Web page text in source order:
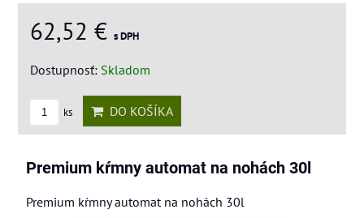
62,52 € s DPH
Dostupnosť: Skladom
ks DO KOŠÍKA
Premium kŕmny automat na nohách 30l
Premium kŕmny automat na nohách 30l